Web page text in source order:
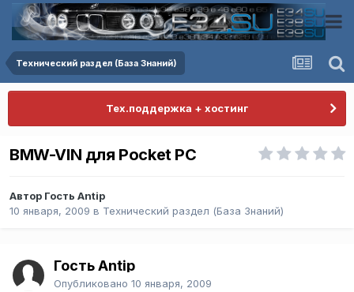
Технический раздел (База Знаний)
Тех.поддержка + хостинг
BMW-VIN для Pocket PC
Автор Гость Antip
10 января, 2009 в Технический раздел (База Знаний)
Гость Antip
Опубликовано 10 января, 2009